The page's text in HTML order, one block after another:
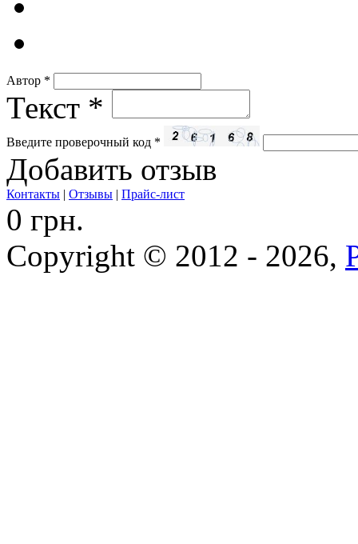
Автор *
Текст *
Введите проверочный код *
Добавить отзыв
Контакты | Отзывы | Прайс-лист
0 грн.
Copyright © 2012 - 2026,